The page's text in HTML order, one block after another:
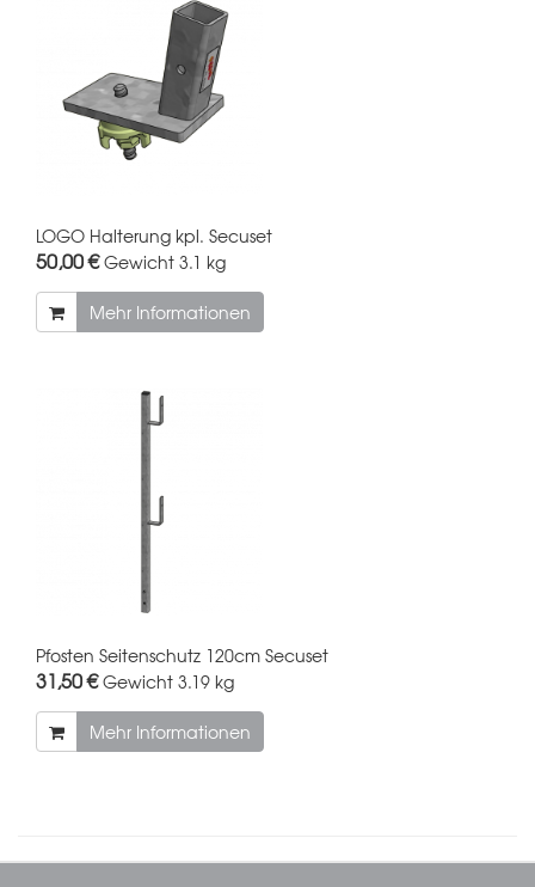
LOGO Halterung kpl. Secuset
50,00 €Gewicht 3.1 kg
Mehr Informationen
Pfosten Seitenschutz 120cm Secuset
31,50 €Gewicht 3.19 kg
Mehr Informationen